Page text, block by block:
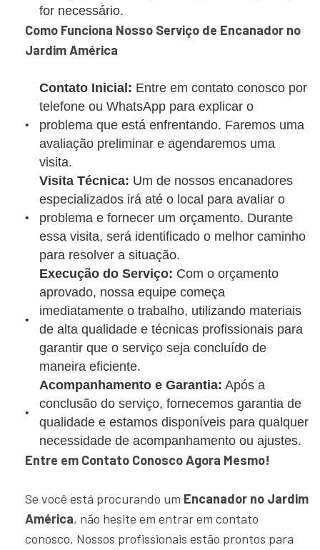
for necessário.
Como Funciona Nosso Serviço de Encanador no
Jardim América
Contato Inicial: Entre em contato conosco por
telefone ou WhatsApp para explicar o
problema que está enfrentando. Faremos uma
avaliação preliminar e agendaremos uma
visita.
Visita Técnica: Um de nossos encanadores
especializados irá até o local para avaliar o
problema e fornecer um orçamento. Durante
essa visita, será identificado o melhor caminho
para resolver a situação.
Execução do Serviço: Com o orçamento
aprovado, nossa equipe começa
imediatamente o trabalho, utilizando materiais
de alta qualidade e técnicas profissionais para
garantir que o serviço seja concluído de
maneira eficiente.
Acompanhamento e Garantia: Após a
conclusão do serviço, fornecemos garantia de
qualidade e estamos disponíveis para qualquer
necessidade de acompanhamento ou ajustes.
Entre em Contato Conosco Agora Mesmo!
Se você está procurando um Encanador no Jardim
América, não hesite em entrar em contato
conosco. Nossos profissionais estão prontos para